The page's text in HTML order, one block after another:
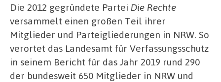
Die 2012 gegründete Partei Die Rechte
versammelt einen großen Teil ihrer
Mitglieder und Parteigliederungen in NRW. So
verortet das Landesamt für Verfassungsschutz
in seinem Bericht für das Jahr 2019 rund 290
der bundesweit 650 Mitglieder in NRW und